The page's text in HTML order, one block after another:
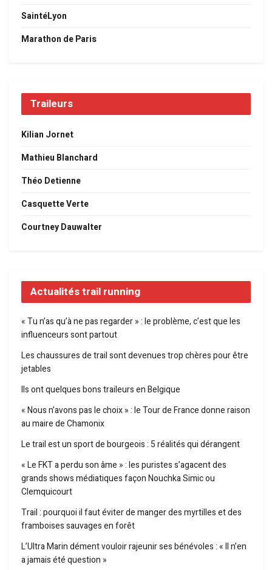
SaintéLyon
Marathon de Paris
Traileurs
Kilian Jornet
Mathieu Blanchard
Théo Detienne
Casquette Verte
Courtney Dauwalter
Actualités trail running
« Tu n’as qu’à ne pas regarder » : le problème, c’est que les
influenceurs sont partout
Les chaussures de trail sont devenues trop chères pour être
jetables
Ils ont quelques bons traileurs en Belgique
« Nous n’avons pas le choix » : le Tour de France donne raison
au maire de Chamonix
Le trail est un sport de bourgeois : 5 réalités qui dérangent
« Le FKT a perdu son âme » : les puristes s’agacent des
grands shows médiatiques façon Nouchka Simic ou
Clemquicourt
Trail : pourquoi il faut éviter de manger des myrtilles et des
framboises sauvages en forêt
L’Ultra Marin dément vouloir rajeunir ses bénévoles : « Il n’en
a jamais été question »